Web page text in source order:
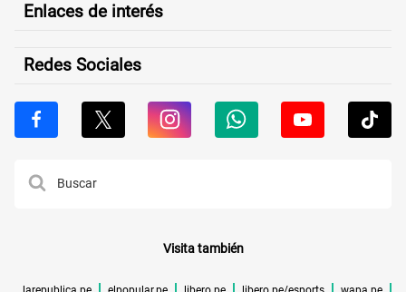
Enlaces de interés
Redes Sociales
Visita también